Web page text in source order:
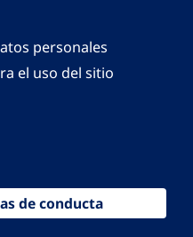
personales
el uso del sitio
de conducta